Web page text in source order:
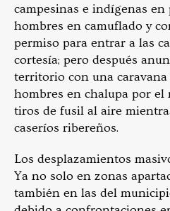
campesinas e indígenas
hombres en camuflado y
permiso para entrar a las
cortesía; pero después
territorio con una caravana
hombres en chalupa por
tiros de fusil al aire
caseríos ribereños.
Los desplazamientos
Ya no solo en zonas
también en las del